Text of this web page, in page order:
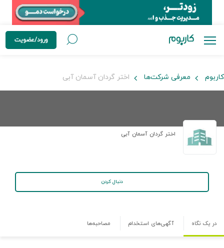
ورود/عضویت
کاربوم معرفی شرکت‌ها اختر گردان آسمان آبی
اختر گردان آسمان آبی
دنبال کردن
در یک نگاه آگهی‌های استخدام مصاحبه‌ها